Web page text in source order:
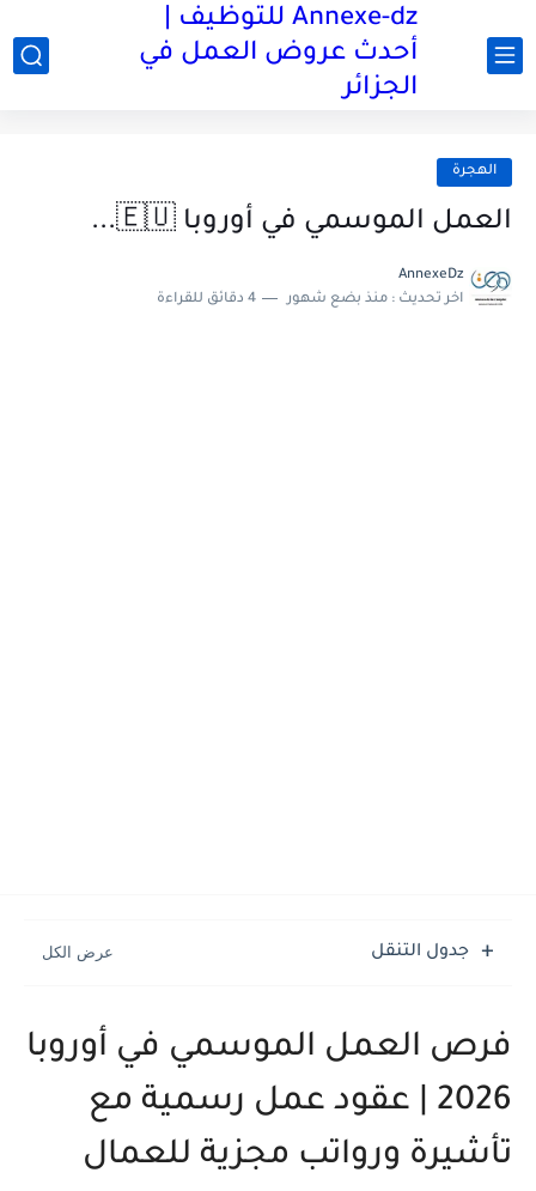
Annexe-dz للتوظيف |
أحدث عروض العمل في
الجزائر
الهجرة
العمل الموسمي في أوروبا 🇪🇺...
AnnexeDz
اخر تحديث : منذ بضع شهور 4 دقائق للقراءة
جدول التنقل
فرص العمل الموسمي في أوروبا
2026 | عقود عمل رسمية مع
تأشيرة ورواتب مجزية للعمال